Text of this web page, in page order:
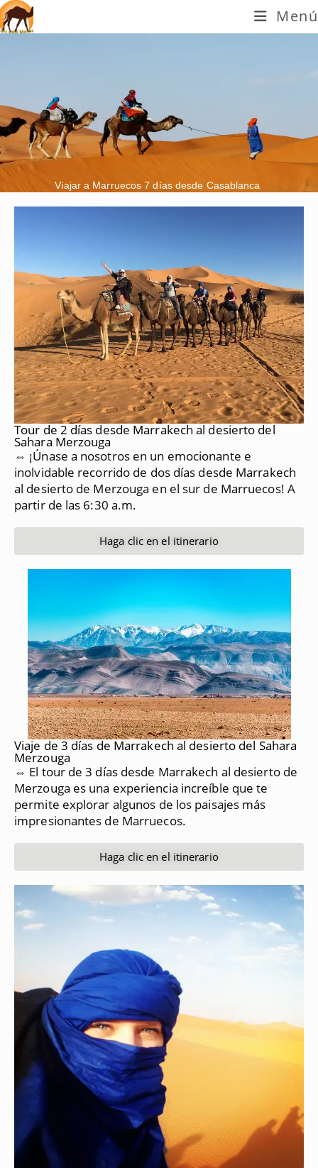
Menú
Viajar a Marruecos 7 días desde Casablanca
Tour de 2 días desde Marrakech al desierto del
Sahara Merzouga
⇔ ¡Únase a nosotros en un emocionante e
inolvidable recorrido de dos días desde Marrakech
al desierto de Merzouga en el sur de Marruecos! A
partir de las 6:30 a.m.
Haga clic en el itinerario
Viaje de 3 días de Marrakech al desierto del Sahara
Merzouga
⇔ El tour de 3 días desde Marrakech al desierto de
Merzouga es una experiencia increíble que te
permite explorar algunos de los paisajes más
impresionantes de Marruecos.
Haga clic en el itinerario